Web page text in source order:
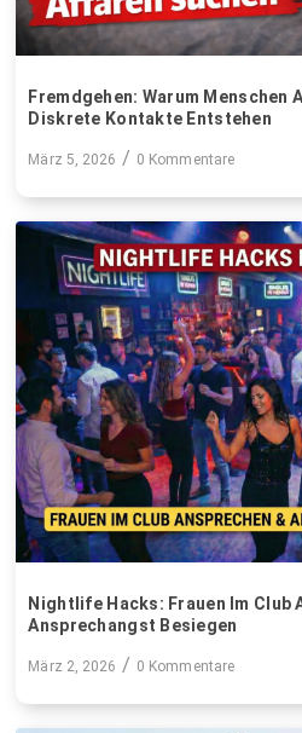
Fremdgehen: Warum Menschen
Diskrete Kontakte Entstehen
März 5, 2026 / 0 Kommentare
Nightlife Hacks: Frauen Im Club
Ansprechangst Besiegen
März 2, 2026 / 0 Kommentare